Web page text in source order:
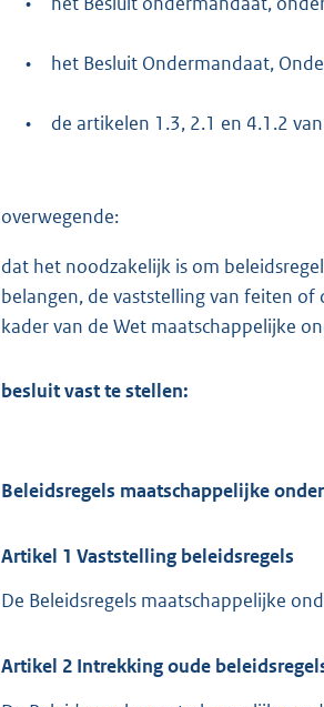
• het Besluit Ondermandaat,
• de artikelen 1.3, 2.1 en 4.1.2
overwegende:
dat het noodzakelijk is om
belangen, de vaststelling van feiten
kader van de Wet maatschappelijke
besluit vast te stellen:
Beleidsregels maatschappelijke
Artikel 1 Vaststelling beleidsregels
De Beleidsregels maatschappelijke
Artikel 2 Intrekking oude